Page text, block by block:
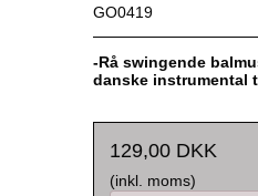
GO0419
-Rå swingende
danske instrumental
129,00 DKK
(inkl. moms)